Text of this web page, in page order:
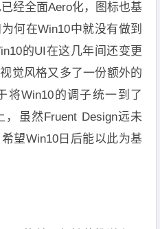
经全面Aero化，图标也基
何在Win10中就没有做到
的UI在这几年间还变更
觉风格又多了一份额外的
将Win10的调子统一到了
，虽然Fruent Design远未
望Win10日后能以此为基